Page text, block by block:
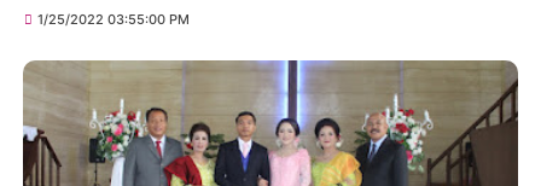
1/25/2022 03:55:00 PM